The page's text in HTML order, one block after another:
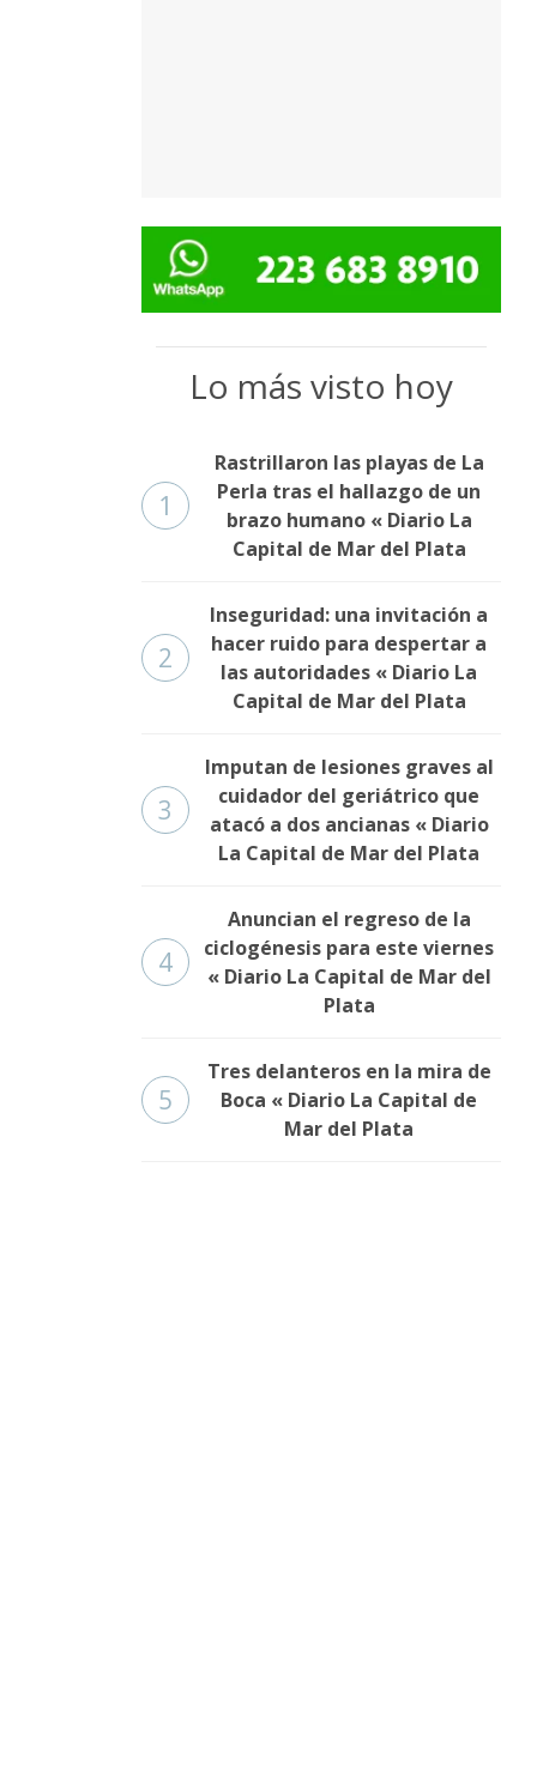
Lo más visto hoy
1
Rastrillaron las playas de La
Perla tras el hallazgo de un
brazo humano « Diario La
Capital de Mar del Plata
2
Inseguridad: una invitación a
hacer ruido para despertar a
las autoridades « Diario La
Capital de Mar del Plata
3
Imputan de lesiones graves al
cuidador del geriátrico que
atacó a dos ancianas « Diario
La Capital de Mar del Plata
4
Anuncian el regreso de la
ciclogénesis para este viernes
« Diario La Capital de Mar del
Plata
5
Tres delanteros en la mira de
Boca « Diario La Capital de
Mar del Plata